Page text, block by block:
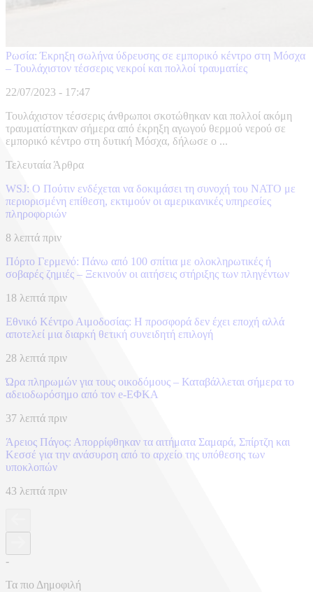
Ρωσία: Έκρηξη σωλήνα ύδρευσης σε εμπορικό κέντρο στη Μόσχα
– Τουλάχιστον τέσσερις νεκροί και πολλοί τραυματίες
22/07/2023 - 17:47
Τουλάχιστον τέσσερις άνθρωποι σκοτώθηκαν και πολλοί ακόμη
τραυματίστηκαν σήμερα από έκρηξη αγωγού θερμού νερού σε
εμπορικό κέντρο στη δυτική Μόσχα, δήλωσε ο ...
Τελευταία Άρθρα
WSJ: Ο Πούτιν ενδέχεται να δοκιμάσει τη συνοχή του ΝΑΤΟ με
περιορισμένη επίθεση, εκτιμούν οι αμερικανικές υπηρεσίες
πληροφοριών
8 λεπτά πριν
Πόρτο Γερμενό: Πάνω από 100 σπίτια με ολοκληρωτικές ή
σοβαρές ζημιές – Ξεκινούν οι αιτήσεις στήριξης των πληγέντων
18 λεπτά πριν
Εθνικό Κέντρο Αιμοδοσίας: H προσφορά δεν έχει εποχή αλλά
αποτελεί μια διαρκή θετική συνειδητή επιλογή
28 λεπτά πριν
Ώρα πληρωμών για τους οικοδόμους – Καταβάλλεται σήμερα το
αδειοδωρόσημο από τον e-ΕΦΚΑ
37 λεπτά πριν
Άρειος Πάγος: Απορρίφθηκαν τα αιτήματα Σαμαρά, Σπίρτζη και
Κεσσέ για την ανάσυρση από το αρχείο της υπόθεσης των
υποκλοπών
43 λεπτά πριν
-
Τα πιο Δημοφιλή